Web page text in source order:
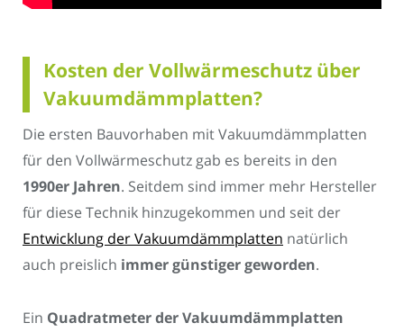
Kosten der Vollwärmeschutz über
Vakuumdämmplatten?
Die ersten Bauvorhaben mit Vakuumdämmplatten
für den Vollwärmeschutz gab es bereits in den
1990er Jahren. Seitdem sind immer mehr Hersteller
für diese Technik hinzugekommen und seit der
Entwicklung der Vakuumdämmplatten natürlich
auch preislich immer günstiger geworden.
Ein Quadratmeter der Vakuumdämmplatten